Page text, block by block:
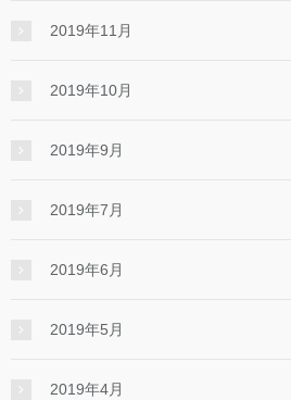
2019年11月
2019年10月
2019年9月
2019年7月
2019年6月
2019年5月
2019年4月